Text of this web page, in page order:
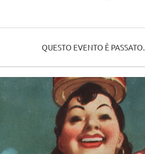
QUESTO EVENTO È PASSATO.